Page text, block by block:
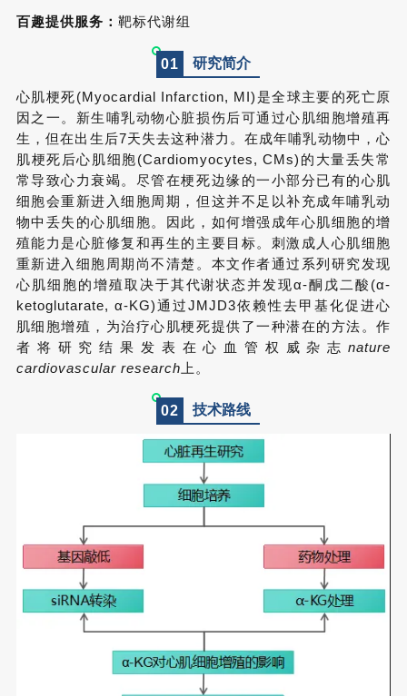
百趣提供服务： 靶标代谢组
01 研究简介
心肌梗死(Myocardial Infarction, MI)是全球主要的死亡原
因之一。新生哺乳动物心脏损伤后可通过心肌细胞增殖再
生，但在出生后7天失去这种潜力。在成年哺乳动物中，心
肌梗死后心肌细胞(Cardiomyocytes, CMs)的大量丢失常
常导致心力衰竭。尽管在梗死边缘的一小部分已有的心肌
细胞会重新进入细胞周期，但这并不足以补充成年哺乳动
物中丢失的心肌细胞。因此，如何增强成年心肌细胞的增
殖能力是心脏修复和再生的主要目标。刺激成人心肌细胞
重新进入细胞周期尚不清楚。本文作者通过系列研究发现
心肌细胞的增殖取决于其代谢状态并发现α-酮戊二酸(α-
ketoglutarate, α-KG)通过JMJD3依赖性去甲基化促进心
肌细胞增殖，为治疗心肌梗死提供了一种潜在的方法。作
者将研究结果发表在心血管权威杂志nature
cardiovascular research 上。
02 技术路线